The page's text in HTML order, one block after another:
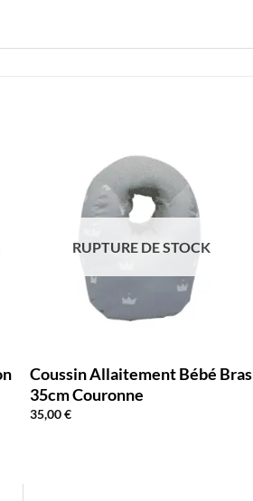
RUPTURE DE STOCK
Coussin Allaitement Bébé Bras
35cm Couronne
35,00€